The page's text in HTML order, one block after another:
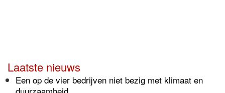
Laatste nieuws
Een op de vier bedrijven niet bezig met klimaat en